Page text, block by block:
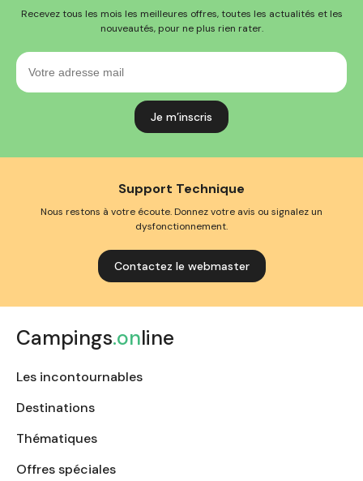
Recevez tous les mois les meilleures offres, toutes les actualités et les
nouveautés, pour ne plus rien rater.
Votre
adresse
mail
Support Technique
Nous restons à votre écoute. Donnez votre avis ou signalez un
dysfonctionnement.
Contactez le webmaster
Campings.online
Les incontournables
Destinations
Thématiques
Offres spéciales